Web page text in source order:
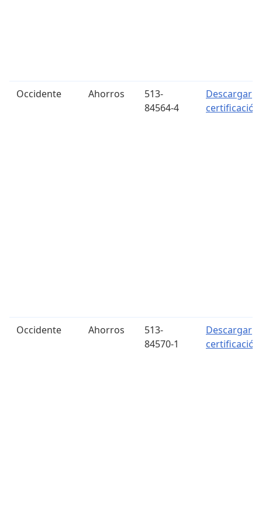
Occidente Ahorros
513-
84564-4
Descargar
certificación
Occidente Ahorros
513-
84570-1
Descargar
certificación